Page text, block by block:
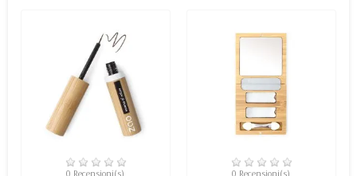
DISPONIBILE
0 Recensioni(s)
DISPONIBILE
0 Recensioni(s)